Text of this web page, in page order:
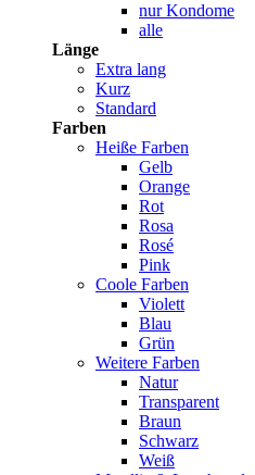
nur Kondome
alle
Länge
Extra lang
Kurz
Standard
Farben
Heiße Farben
Gelb
Orange
Rot
Rosa
Rosé
Pink
Coole Farben
Violett
Blau
Grün
Weitere Farben
Natur
Transparent
Braun
Schwarz
Weiß